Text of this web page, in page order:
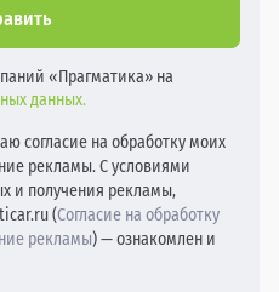
«Прагматика» на
данных.
согласие на обработку моих
рекламы. С условиями
и получения рекламы,
(Согласие на обработку
рекламы) — ознакомлен и